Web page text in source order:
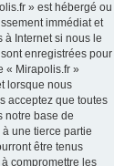
» est hébergé ou
immédiat et
à Internet si nous le
enregistrées pour
« Mirapolis.fr »
lorsque nous
acceptez que toutes
notre base de
une tierce partie
être tenus
compromettre les